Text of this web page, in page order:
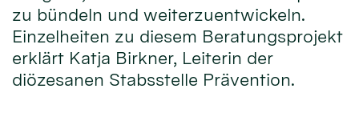
zu bündeln und weiterzuentwickeln.
Einzelheiten zu diesem Beratungsprojekt
erklärt Katja Birkner, Leiterin der
diözesanen Stabsstelle Prävention.